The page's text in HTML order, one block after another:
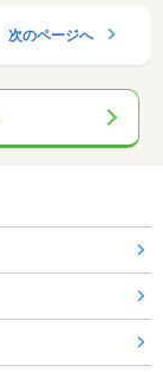
次のページへ